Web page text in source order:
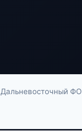
Дальневосточный ФО